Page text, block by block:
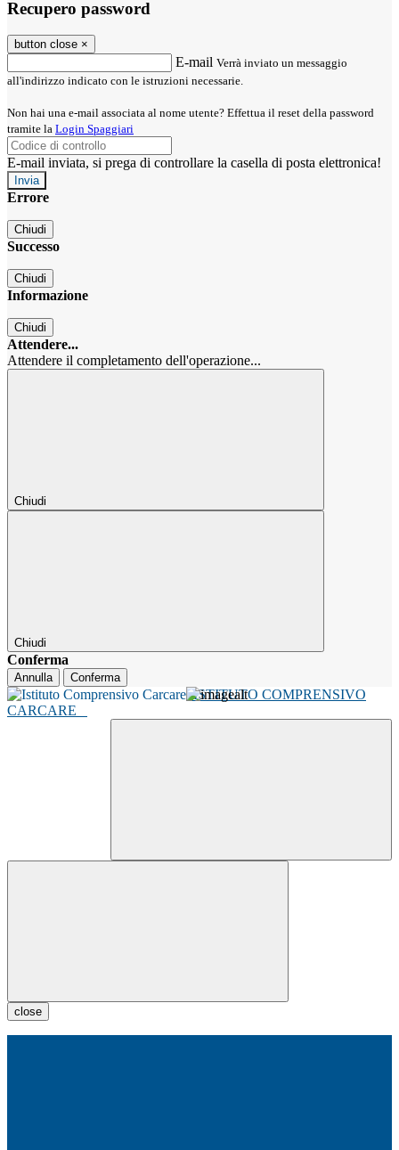
Recupero password
button close ×
E-mail Verrà inviato un messaggio
all'indirizzo indicato con le istruzioni necessarie.
Non hai una e-mail associata al nome utente? Effettua il reset della password
tramite la Login Spaggiari
E-mail inviata, si prega di controllare la casella di posta elettronica!
Errore
Chiudi
Successo
Chiudi
Informazione
Chiudi
Attendere...
Attendere il completamento dell'operazione...
Chiudi
Chiudi
Conferma
Annulla Conferma
ISTITUTO COMPRENSIVO
CARCARE
close